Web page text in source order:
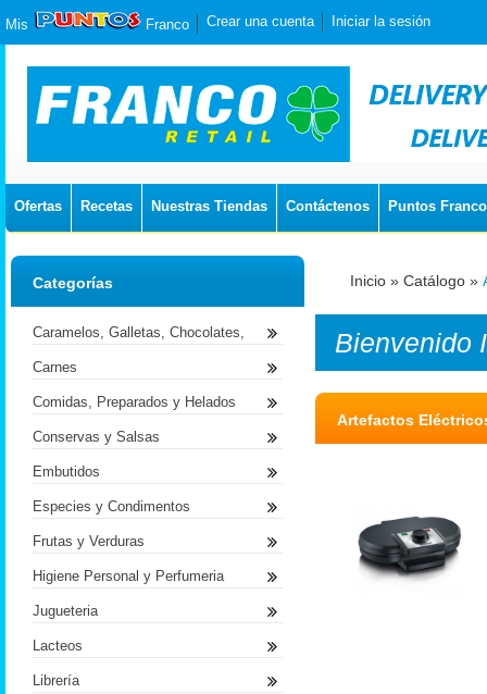
Mis Franco Crear una cuenta Iniciar la sesión
Ofertas Recetas Nuestras Tiendas Contáctenos Puntos Franco
Inicio » Catálogo »
Bienvenido
Artefactos
Categorías
Caramelos, Galletas, Chocolates,
Carnes
Comidas, Preparados y Helados
Conservas y Salsas
Embutidos
Especies y Condimentos
Frutas y Verduras
Higiene Personal y Perfumeria
Jugueteria
Lacteos
Librería